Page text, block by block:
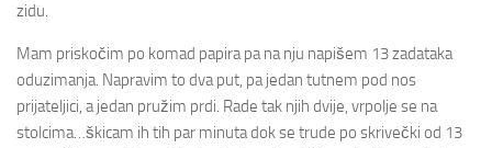
zidu.
Mam priskočim po komad papira pa na nju napišem 13 zadataka
oduzimanja. Napravim to dva put, pa jedan tutnem pod nos
prijateljici, a jedan pružim prdi. Rade tak njih dvije, vrpolje se na
stolcima…škicam ih tih par minuta dok se trude po skrivečki od 13